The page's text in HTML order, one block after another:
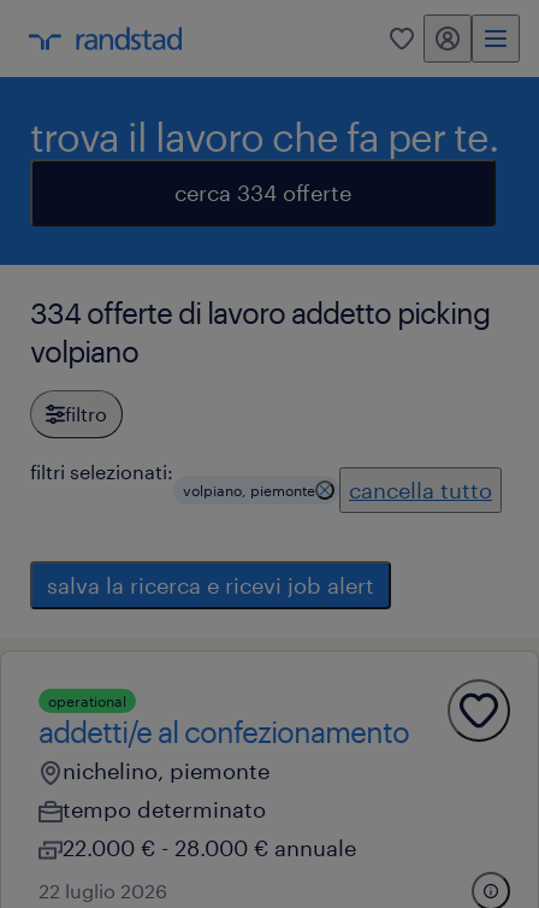
0 my randstad
trova il lavoro che fa per te.
cerca 334 offerte
334 offerte di lavoro addetto picking
volpiano
filtro
filtri selezionati:
volpiano, piemonte cancella tutto
salva la ricerca e ricevi job alert
operational
addetti/e al confezionamento
nichelino, piemonte
tempo determinato
22.000 € - 28.000 € annuale
22 luglio 2026